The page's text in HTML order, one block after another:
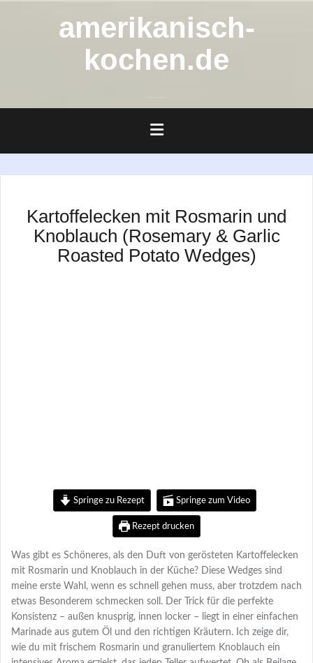
amerikanisch-
kochen.de
Kartoffelecken mit Rosmarin und
Knoblauch (Rosemary & Garlic
Roasted Potato Wedges)
Springe zu Rezept Springe zum Video
Rezept drucken
Was gibt es Schöneres, als den Duft von gerösteten Kartoffelecken
mit Rosmarin und Knoblauch in der Küche? Diese Wedges sind
meine erste Wahl, wenn es schnell gehen muss, aber trotzdem nach
etwas Besonderem schmecken soll. Der Trick für die perfekte
Konsistenz – außen knusprig, innen locker – liegt in einer einfachen
Marinade aus gutem Öl und den richtigen Kräutern. Ich zeige dir,
wie du mit frischem Rosmarin und granuliertem Knoblauch ein